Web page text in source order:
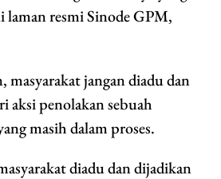
laman resmi Sinode GPM,
masyarakat jangan diadu dan
aksi penolakan sebuah
masih dalam proses.
diadu dan dijadikan